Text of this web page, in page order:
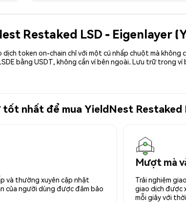
Restaked LSD - Eigenlayer
dịch token on-chain chỉ với một cú nhấp chuột mà không
bằng USDT, không cần ví bên ngoài. Lưu trữ trong
nhất để mua YieldNest Restaked
và thường xuyên cập nhật
của người dùng được đảm bảo
Mượt mà
Trải nghiệm
giao dịch được
mỗi giây với